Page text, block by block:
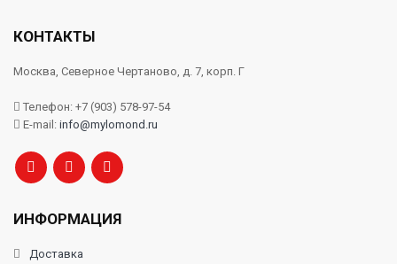
КОНТАКТЫ
Москва, Северное Чертаново, д. 7, корп. Г
Телефон: +7 (903) 578-97-54
E-mail: info@mylomond.ru
ИНФОРМАЦИЯ
Доставка